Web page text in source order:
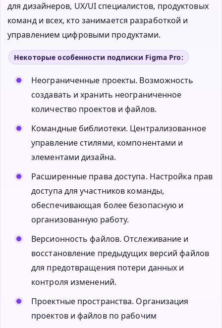
для дизайнеров, UX/UI специалистов, продуктовых
команд и всех, кто занимается разработкой и
управлением цифровыми продуктами.
Некоторые особенности подписки Figma Pro:
Неограниченные проекты. Возможность
создавать и хранить неограниченное
количество проектов и файлов.
Командные библиотеки. Централизованное
управление стилями, компонентами и
элементами дизайна.
Расширенные права доступа. Настройка прав
доступа для участников команды,
обеспечивающая более безопасную и
организованную работу.
Версионность файлов. Отслеживание и
восстановление предыдущих версий файлов
для предотвращения потери данных и
контроля изменений.
Проектные пространства. Организация
проектов и файлов по рабочим